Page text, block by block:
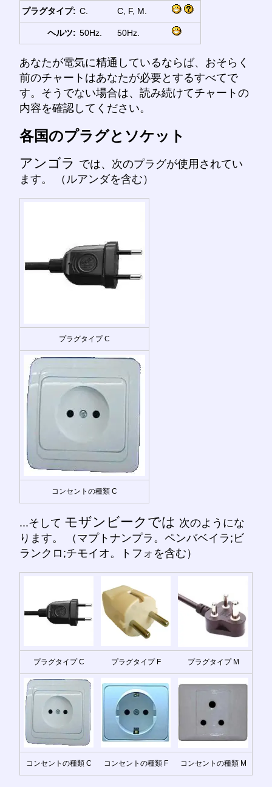
プラグタイプ: C. C, F, M.
ヘルツ: 50Hz. 50Hz.
あなたが電気に精通しているならば、おそらく
前のチャートはあなたが必要とするすべてで
す。そうでない場合は、読み続けてチャートの
内容を確認してください。
各国のプラグとソケット
アンゴラ では、次のプラグが使用されてい
ます。 （ルアンダを含む）
プラグタイプ C
コンセントの種類 C
...そして モザンビークでは 次のようにな
ります。 （マプトナンプラ。ペンバベイラ;ビ
ランクロ;チモイオ。トフォを含む）
プラグタイプ C プラグタイプ F プラグタイプ M
コンセントの種類 C コンセントの種類 F コンセントの種類 M